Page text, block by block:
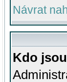
Návrat
Kdo